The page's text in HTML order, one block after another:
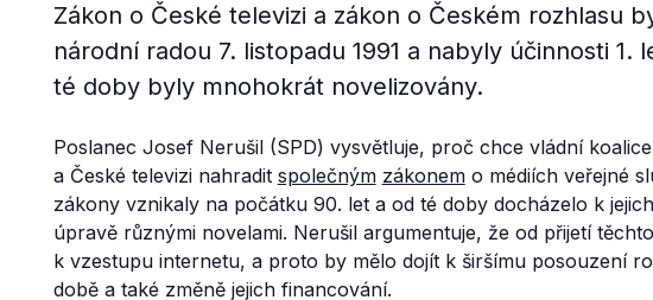
Zákon o České televizi a zákon o Českém rozhlasu
národní radou 7. listopadu 1991 a nabyly účinnosti 1.
té doby byly mnohokrát novelizovány.
Poslanec Josef Nerušil (SPD) vysvětluje, proč chce vládní
a České televizi nahradit společným zákonemo médiích veřejné
zákony vznikaly na počátku 90. let a od té doby docházelo k
úpravě různými novelami. Nerušil argumentuje, že od přijetí
k vzestupu internetu, a proto by mělo dojít k širšímu posouzení
době a také změně jejich financování.